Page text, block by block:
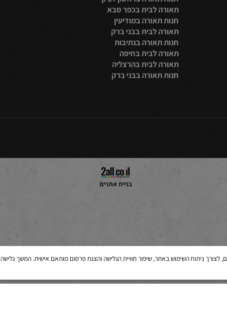
תאורה לבית בנתניה
חנות תאורה בתל אביב
תאורה לבית בתל אביב
חנות תאורה בראשון לציון
תאורה לבית בכפר סבא
חנות תאורה במודיעין
תאורה לבית בבני ברק
חנות תאורה בבני ברק